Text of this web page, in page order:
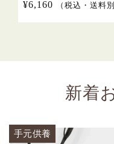
通
¥6,160 （税込・送料別
新着
手元供養